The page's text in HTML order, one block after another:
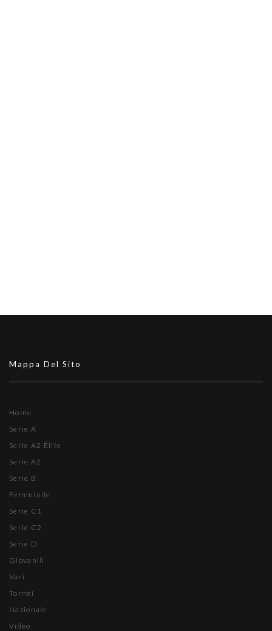
Mappa Del Sito
Home
Serie A
Serie A2 Élite
Serie A2
Serie B
Femminile
Serie C1
Serie C2
Serie D
Giovanili
Vari
Tornei
Nazionale
Video